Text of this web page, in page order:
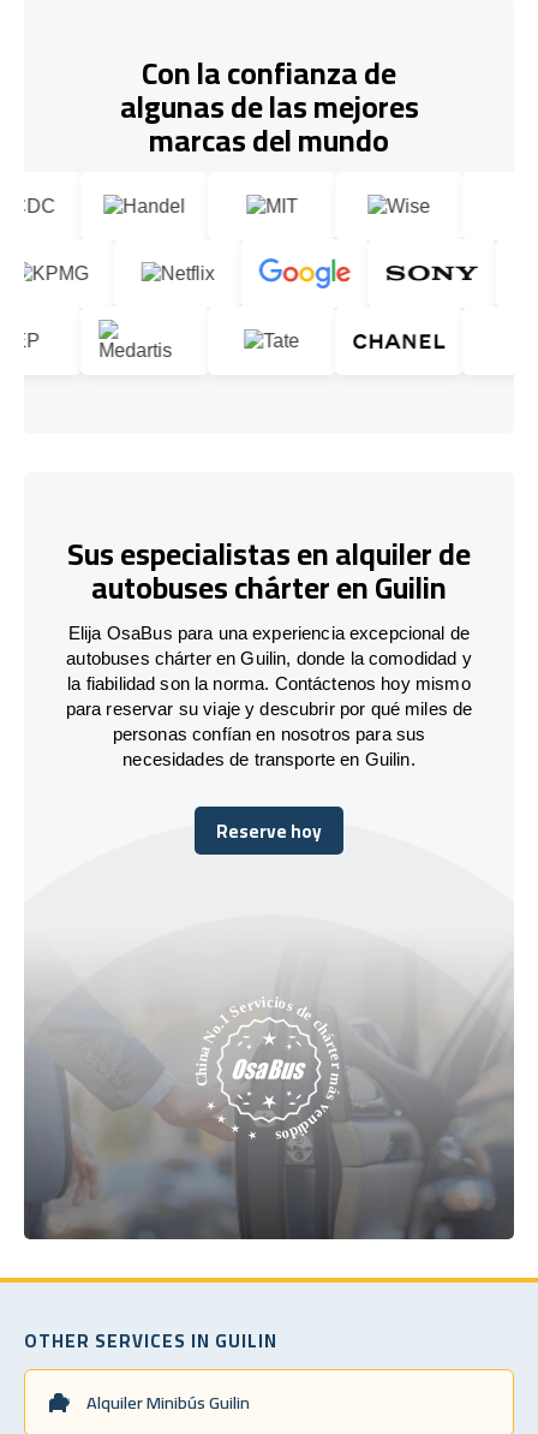
Con la confianza de
algunas de las mejores
marcas del mundo
Sus especialistas en alquiler de
autobuses chárter en Guilin
Elija OsaBus para una experiencia excepcional de
autobuses chárter en Guilin, donde la comodidad y
la fiabilidad son la norma. Contáctenos hoy mismo
para reservar su viaje y descubrir por qué miles de
personas confían en nosotros para sus
necesidades de transporte en Guilin.
Reserve hoy
Reserve hoy
OTHER SERVICES IN GUILIN
Alquiler Minibús Guilin